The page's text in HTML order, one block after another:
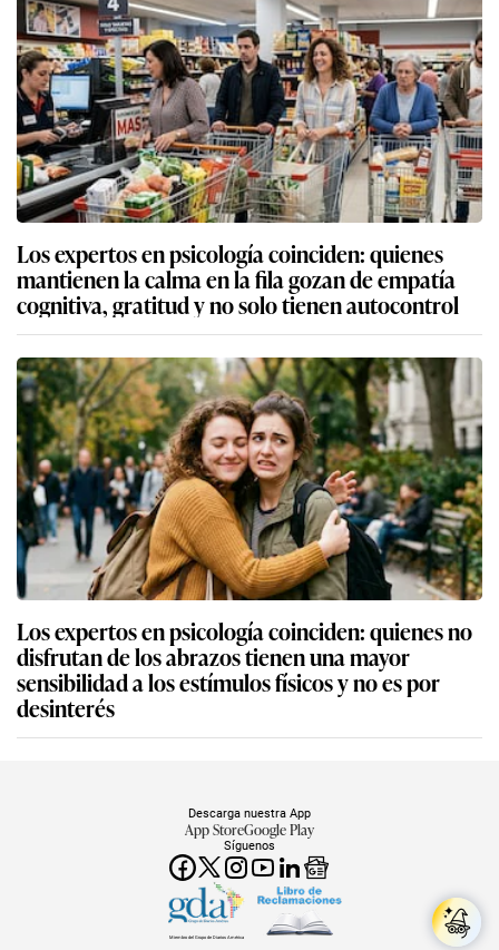
Los expertos en psicología coinciden: quienes
mantienen la calma en la fila gozan de empatía
cognitiva, gratitud y no solo tienen autocontrol
Los expertos en psicología coinciden: quienes no
disfrutan de los abrazos tienen una mayor
sensibilidad a los estímulos físicos y no es por
desinterés
Síguenos
Descarga nuestra App
App StoreGoogle Play
Miembro del Grupo de Diarios América